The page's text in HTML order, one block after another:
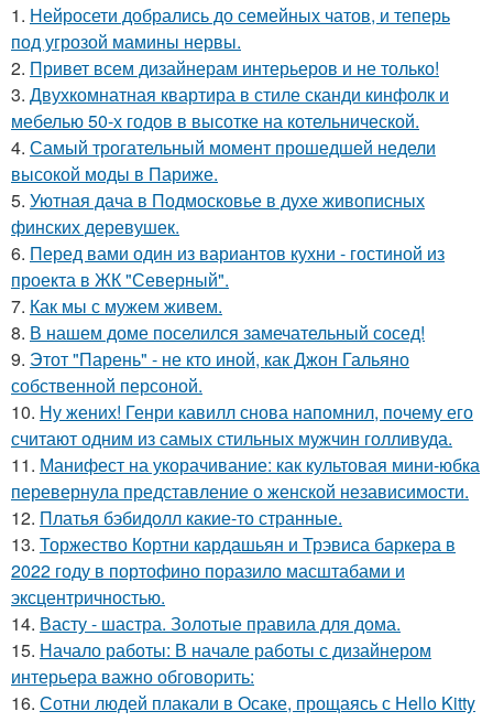
1. Нейросети добрались до семейных чатов, и теперь
под угрозой мамины нервы.
2. Привет всем дизайнерам интерьеров и не только!
3. Двухкомнатная квартира в стиле сканди кинфолк и
мебелью 50-х годов в высотке на котельнической.
4. Самый трогательный момент прошедшей недели
высокой моды в Париже.
5. Уютная дача в Подмосковье в духе живописных
финских деревушек.
6. Перед вами один из вариантов кухни - гостиной из
проекта в ЖК "Северный".
7. Как мы с мужем живем.
8. В нашем доме поселился замечательный сосед!
9. Этот "Парень" - не кто иной, как Джон Гальяно
собственной персоной.
10. Ну жених! Генри кавилл снова напомнил, почему его
считают одним из самых стильных мужчин голливуда.
11. Манифест на укорачивание: как культовая мини-юбка
перевернула представление о женской независимости.
12. Платья бэбидолл какие-то странные.
13. Торжество Кортни кардашьян и Трэвиса баркера в
2022 году в портофино поразило масштабами и
эксцентричностью.
14. Васту - шастра. Золотые правила для дома.
15. Начало работы: В начале работы с дизайнером
интерьера важно обговорить:
16. Сотни людей плакали в Осаке, прощаясь с Hello Kitty